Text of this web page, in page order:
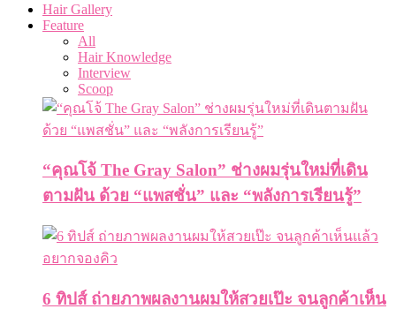
Hair Gallery
Feature
All
Hair Knowledge
Interview
Scoop
“คุณโจ้ The Gray Salon” ช่างผมรุ่นใหม่ที่เดิน
ตามฝัน ด้วย “แพสชั่น” และ “พลังการเรียนรู้”
6 ทิปส์ ถ่ายภาพผลงานผมให้สวยเป๊ะ จนลูกค้าเห็น